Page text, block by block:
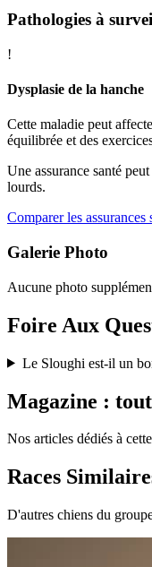
Pathologies à
!
Dysplasie de la hanche
Cette maladie peut
équilibrée et des
Une assurance santé
lourds.
Comparer les
Galerie Photo
Aucune photo
Foire Aux
Le Sloughi est-il un
Magazine :
Nos articles dédiés à
Races
D'autres chiens du